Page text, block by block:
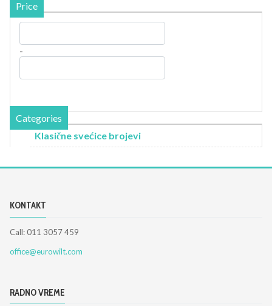
Price
-
Categories
Klasične svećice brojevi
KONTAKT
Call: 011 3057 459
office@eurowilt.com
RADNO VREME